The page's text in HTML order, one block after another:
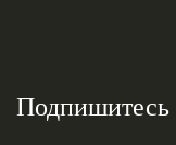
Подпишитесь